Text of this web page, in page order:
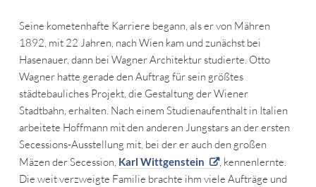
Seine kometenhafte Karriere begann, als er von Mähren
1892, mit 22 Jahren, nach Wien kam und zunächst bei
Hasenauer, dann bei Wagner Architektur studierte. Otto
Wagner hatte gerade den Auftrag für sein größtes
städtebauliches Projekt, die Gestaltung der Wiener
Stadtbahn, erhalten. Nach einem Studienaufenthalt in Italien
arbeitete Hoffmann mit den anderen Jungstars an der ersten
Secessions-Ausstellung mit, bei der er auch den großen
Mäzen der Secession, Karl Wittgenstein
, kennenlernte.
Die weit verzweigte Familie brachte ihm viele Aufträge und